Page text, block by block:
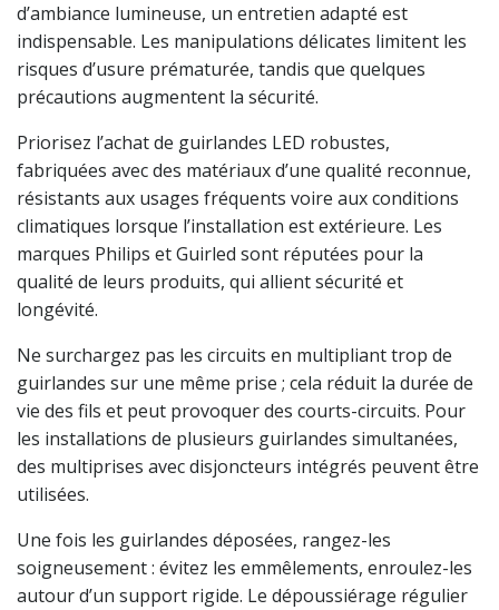
d’ambiance lumineuse, un entretien adapté est
indispensable. Les manipulations délicates limitent les
risques d’usure prématurée, tandis que quelques
précautions augmentent la sécurité.
Priorisez l’achat de guirlandes LED robustes,
fabriquées avec des matériaux d’une qualité reconnue,
résistants aux usages fréquents voire aux conditions
climatiques lorsque l’installation est extérieure. Les
marques Philips et Guirled sont réputées pour la
qualité de leurs produits, qui allient sécurité et
longévité.
Ne surchargez pas les circuits en multipliant trop de
guirlandes sur une même prise ; cela réduit la durée de
vie des fils et peut provoquer des courts-circuits. Pour
les installations de plusieurs guirlandes simultanées,
des multiprises avec disjoncteurs intégrés peuvent être
utilisées.
Une fois les guirlandes déposées, rangez-les
soigneusement : évitez les emmêlements, enroulez-les
autour d’un support rigide. Le dépoussiérage régulier